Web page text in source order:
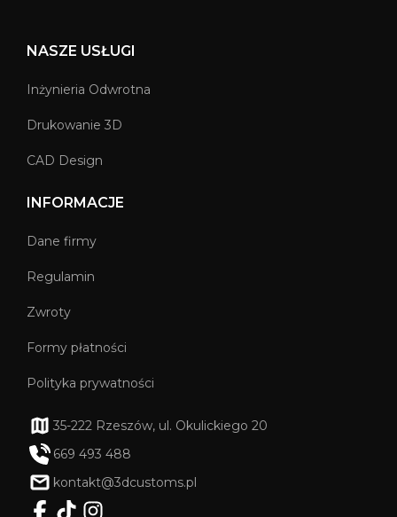
NASZE USŁUGI
Inżynieria Odwrotna
Drukowanie 3D
CAD Design
INFORMACJE
Dane firmy
Regulamin
Zwroty
Formy płatności
Polityka prywatności
35-222 Rzeszów, ul. Okulickiego 20
669 493 488
kontakt@3dcustoms.pl